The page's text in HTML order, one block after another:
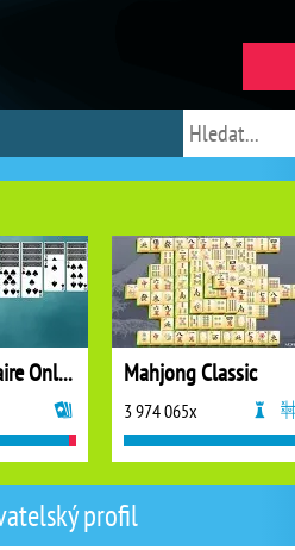
profil
Spider Solitaire Online Mahjong Classic
3 974 065x